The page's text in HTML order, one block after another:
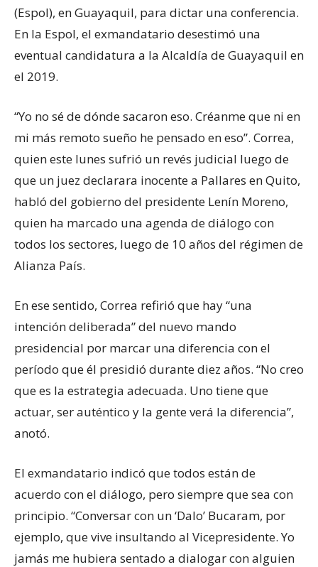
(Espol), en Guayaquil, para dictar una conferencia.
En la Espol, el exmandatario desestimó una
eventual candidatura a la Alcaldía de Guayaquil en
el 2019.
“Yo no sé de dónde sacaron eso. Créanme que ni en
mi más remoto sueño he pensado en eso”. Correa,
quien este lunes sufrió un revés judicial luego de
que un juez declarara inocente a Pallares en Quito,
habló del gobierno del presidente Lenín Moreno,
quien ha marcado una agenda de diálogo con
todos los sectores, luego de 10 años del régimen de
Alianza País.
En ese sentido, Correa refirió que hay “una
intención deliberada” del nuevo mando
presidencial por marcar una diferencia con el
período que él presidió durante diez años. “No creo
que es la estrategia adecuada. Uno tiene que
actuar, ser auténtico y la gente verá la diferencia”,
anotó.
El exmandatario indicó que todos están de
acuerdo con el diálogo, pero siempre que sea con
principio. “Conversar con un ‘Dalo’ Bucaram, por
ejemplo, que vive insultando al Vicepresidente. Yo
jamás me hubiera sentado a dialogar con alguien